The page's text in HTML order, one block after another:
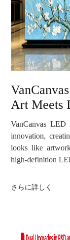
Art Meets
VanCanvas
innovation,
looks like
high-definition
さらに詳しく